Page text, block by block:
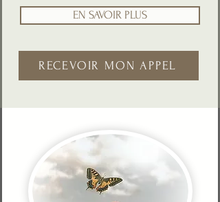
EN SAVOIR PLUS
RECEVOIR MON APPEL